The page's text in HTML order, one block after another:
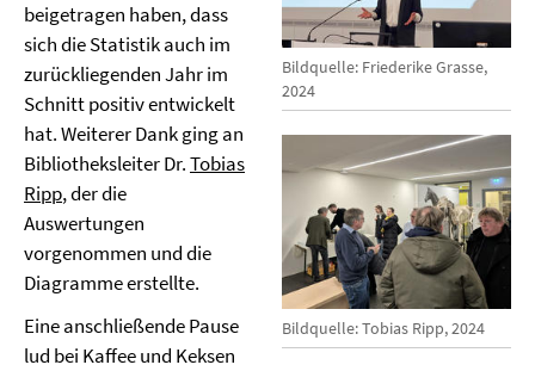
Bildquelle: Friederike Grasse,
2024
Bildquelle: Tobias Ripp, 2024
beigetragen haben, dass
sich die Statistik auch im
zurückliegenden Jahr im
Schnitt positiv entwickelt
hat. Weiterer Dank ging an
Bibliotheksleiter Dr.Tobias
Ripp, der die
Auswertungen
vorgenommen und die
Diagramme erstellte.
Eine anschließende Pause
lud bei Kaffee und Keksen